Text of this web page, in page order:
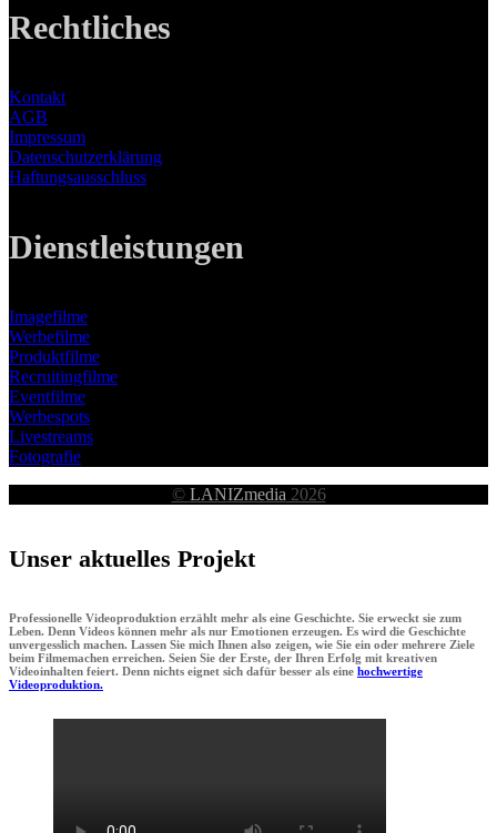
Rechtliches
Kontakt
AGB
Impressum
Datenschutzerklärung
Haftungsausschluss
Dienstleistungen
Imagefilme
Werbefilme
Produktfilme
Recruitingfilme
Eventfilme
Werbespots
Livestreams
Fotografie
© LANIZmedia 2026
Unser aktuelles Projekt
Professionelle Videoproduktion erzählt mehr als eine Geschichte. Sie erweckt sie zum
Leben. Denn Videos können mehr als nur Emotionen erzeugen. Es wird die Geschichte
unvergesslich machen. Lassen Sie mich Ihnen also zeigen, wie Sie ein oder mehrere Ziele
beim Filmemachen erreichen. Seien Sie der Erste, der Ihren Erfolg mit kreativen
Videoinhalten feiert. Denn nichts eignet sich dafür besser als eine hochwertige
Videoproduktion.